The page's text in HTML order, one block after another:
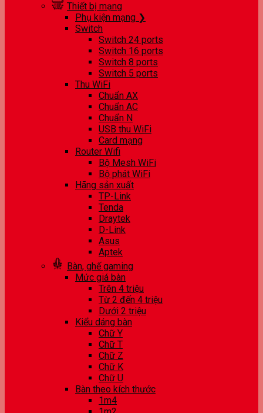
Thiết bị mạng
Phụ kiện mạng ❯
Switch
Switch 24 ports
Switch 16 ports
Switch 8 ports
Switch 5 ports
Thu WiFi
Chuẩn AX
Chuẩn AC
Chuẩn N
USB thu WiFi
Card mạng
Router Wifi
Bộ Mesh WiFi
Bộ phát WiFi
Hãng sản xuất
TP-Link
Tenda
Draytek
D-Link
Asus
Aptek
Bàn, ghế gaming
Mức giá bàn
Trên 4 triệu
Từ 2 đến 4 triệu
Dưới 2 triệu
Kiểu dáng bàn
Chữ Y
Chữ T
Chữ Z
Chữ K
Chữ U
Bàn theo kích thước
1m4